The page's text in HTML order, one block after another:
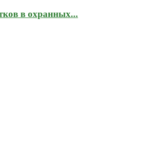
в охранных...